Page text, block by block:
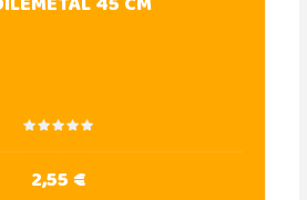
2,55 €